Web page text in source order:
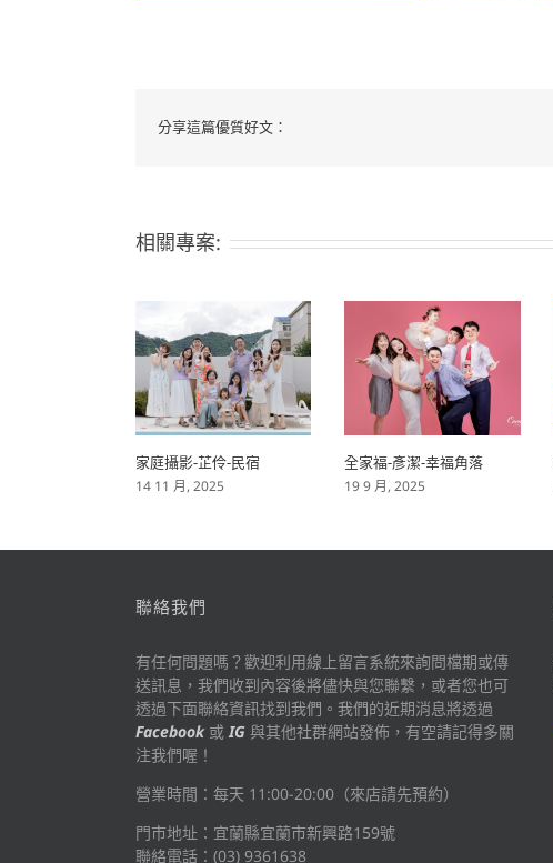
分享這篇優質好文：
相關專案:
家庭攝影-芷伶-民宿
14 11 月, 2025
全家福-彥潔-幸福角落
19 9 月, 2025
聯絡我們
有任何問題嗎？歡迎利用線上留言系統來詢問檔期或傳
送訊息，我們收到內容後將儘快與您聯繫，或者您也可
透過下面聯絡資訊找到我們。我們的近期消息將透過
Facebook或IG 與其他社群網站發佈，有空請記得多關
注我們喔！
營業時間：每天 11:00-20:00（來店請先預約）
門市地址：宜蘭縣宜蘭市新興路159號
聯絡電話：(03) 9361638